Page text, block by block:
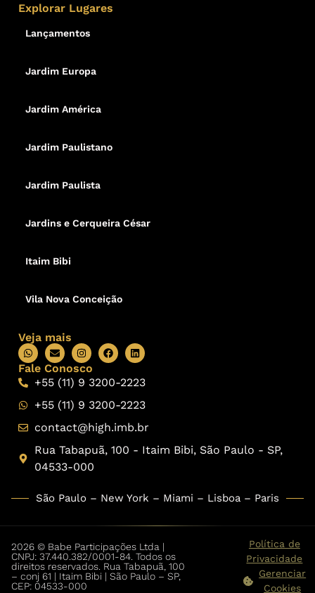
Explorar Lugares
Lançamentos
Jardim Europa
Jardim América
Jardim Paulistano
Jardim Paulista
Jardins e Cerqueira César
Itaim Bibi
Vila Nova Conceição
Veja mais
Fale Conosco
+55 (11) 9 3200-2223
+55 (11) 9 3200-2223
contact@high.imb.br
Rua Tabapuã, 100 - Itaim Bibi, São Paulo - SP,
04533-000
São Paulo – New York – Miami – Lisboa – Paris
2026 © Babe Participações Ltda |
CNPJ: 37.440.382/0001-84. Todos os
direitos reservados. Rua Tabapuã, 100
– conj 61 | Itaim Bibi | São Paulo – SP,
CEP: 04533-000
Política de
Privacidade
Gerenciar
Cookies